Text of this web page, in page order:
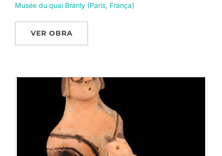
Musée du quai Branly (Paris, França)
VER OBRA